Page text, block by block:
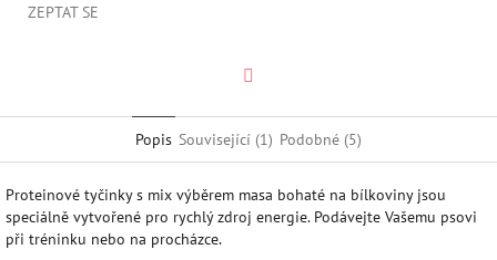
ZEPTAT SE
Popis Související (1) Podobné (5)
Proteinové tyčinky s mix výběrem masa bohaté na bílkoviny jsou
speciálně vytvořené pro rychlý zdroj energie. Podávejte Vašemu psovi
při tréninku nebo na procházce.